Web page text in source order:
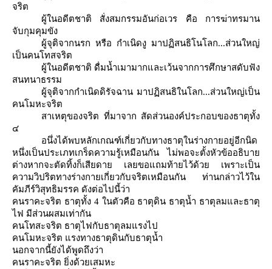
จริต
ผู้ในอดีตชาติ สั่งสมกรรมอันก่อเวร คือ การฆ่าทรมาน
จับกุมคุมขัง
ผู้จุติจากนรก หรือ กำเนิดงู มาปฏิสนธิโนโลก...ส่วนใหญ่
เป็นคนโทสจริต
ผู้ในอดีตชาติ ดื่มน้ำเมามากและเว้นจากการศึกษาสดับฟัง
สนทนาธรรม
ผู้จุติจากกำเนิดดิรัจฉาน มาปฏิสนธิในโลก...ส่วนใหญ่เป็น
คนโมหะจริต
สาเหตุของจริต ที่มาจาก สัดส่วนองค์ประกอบของธาตุทั้ง
๔
อนึ่งได้พบหลักเกณฑ์เกี่ยวกับทางธาตุในร่างกายอยู่อีกนิด
หนึ่งเป็นประเภทเกร็ดความรู้เหมือนกัน ไม่พอจะตั้งหัวข้ออธิบา
ต่างหากจะตัดทิ้งก็เสียดาย เลยขอแถมท้ายไว้ด้วย เพราะเป็น
ความวิปริตทางร่างกายเกี่ยวกับจริตเหมือนกัน ท่านกล่าวไว้ใน
คัมภีร์วิสุทธิมรรค ดังต่อไปนี้ว่า
คนราคะจริต ธาตุทั้ง 4 ในตัวคือ ธาตุดิน ธาตุน้ำ ธาตุลมและธาตุ
ไฟ มีส่วนผสมเท่ากัน
คนโทสะจริต ธาตุไฟกับธาตุลมแรงไป
คนโมหะจริต แรงทางธาตุดินกับธาตุน้ำ
นอกจากนี้ยังได้พูดถึงว่า
คนราคะจริต ยิ่งด้วยเสมหะ